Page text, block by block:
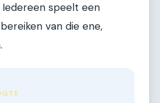
speelt een
van die ene,